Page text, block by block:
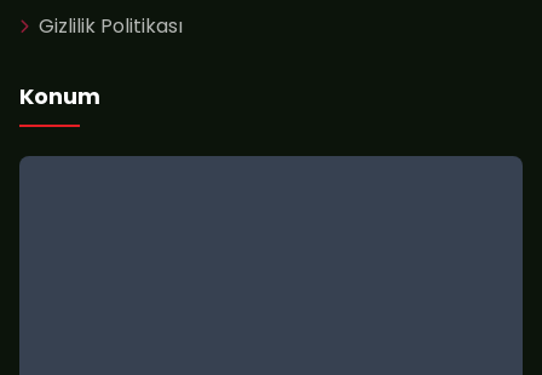
Gizlilik Politikası
Konum